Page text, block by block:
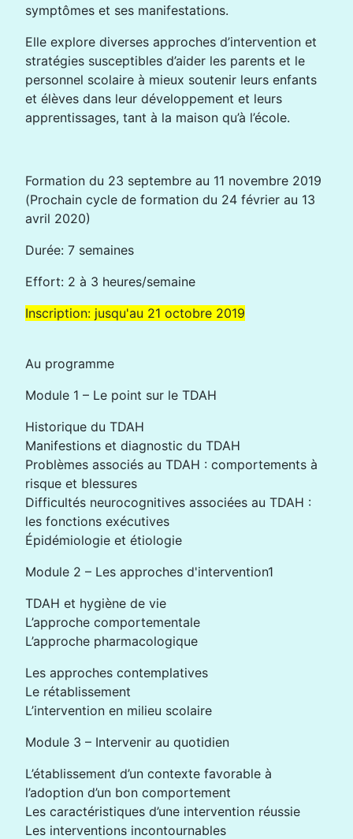
symptômes et ses manifestations.
Elle explore diverses approches d’intervention et
stratégies susceptibles d’aider les parents et le
personnel scolaire à mieux soutenir leurs enfants
et élèves dans leur développement et leurs
apprentissages, tant à la maison qu’à l’école.
Formation du 23 septembre au 11 novembre 2019
(Prochain cycle de formation du 24 février au 13
avril 2020)
Durée: 7 semaines
Effort: 2 à 3 heures/semaine
Inscription: jusqu'au 21 octobre 2019
Au programme
Module 1 – Le point sur le TDAH
Historique du TDAH
Manifestions et diagnostic du TDAH
Problèmes associés au TDAH : comportements à
risque et blessures
Difficultés neurocognitives associées au TDAH :
les fonctions exécutives
Épidémiologie et étiologie
Module 2 – Les approches d'intervention1
TDAH et hygiène de vie
L’approche comportementale
L’approche pharmacologique
Les approches contemplatives
Le rétablissement
L’intervention en milieu scolaire
Module 3 – Intervenir au quotidien
L’établissement d’un contexte favorable à
l’adoption d’un bon comportement
Les caractéristiques d’une intervention réussie
Les interventions incontournables